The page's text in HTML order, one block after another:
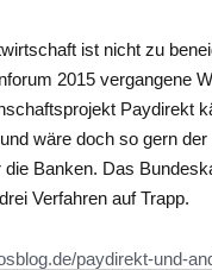
ist nicht zu
2015 vergangene
Paydirekt
wäre doch so gern
Banken. Das
Verfahren auf Trapp.
paydirekt-und-